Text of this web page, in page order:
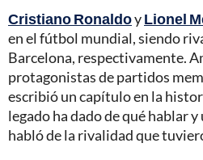
Cristiano RonaldoyLionel
en el fútbol mundial, siendo
Barcelona, respectivamente.
protagonistas de partidos
escribió un capítulo en la
legado ha dado de qué hablar
habló de la rivalidad que